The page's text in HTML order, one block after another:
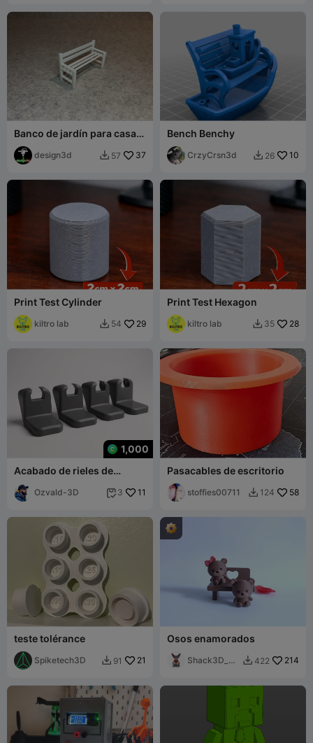
Banco de jardín para casa
de muñecas, casa en
miniatura
design3d  57 37
Bench Benchy
CrzyCrsn3d  26 10
Print Test Cylinder
kiltro lab  54 29
Print Test Hexagon
kiltro lab  35 28
1,000
Acabado de rieles de
asientos de conductor y
pasajero para Toyota Hilux
2010
Ozvald-3D  3 11
Pasacables de escritorio
stoffies00711  124 58
teste tolérance
Spiketech3D  91 21
Osos enamorados
Shack3D_pri
 422 214